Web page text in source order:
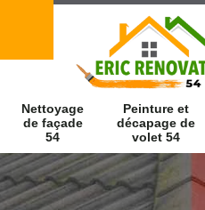
Nettoyage
de façade
54
Peinture et
décapage de
volet 54